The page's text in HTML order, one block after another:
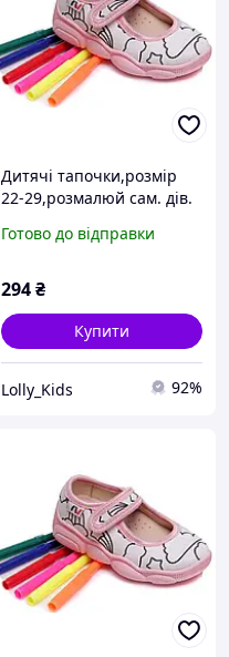
Дитячі тапочки,розмір
22-29,розмалюй сам. дів.
Готово до відправки
294₴
Купити
Lolly_Kids 92%